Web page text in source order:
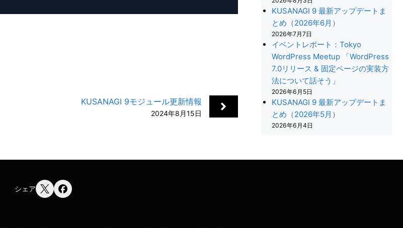
KUSANAGI 9モジュール更新情報
2024年8月15日
KUSANAGI 9 最新アップデートま
とめ（2026年6月）
2026年7月7日
イベントレポート：Tokyo
WordPress Meetup 「WordPress
7.0リリース & 固定ページの実装方
法について話そう」
2026年6月5日
KUSANAGI 9 最新アップデートま
とめ（2026年5月）
2026年6月4日
シェア
A+